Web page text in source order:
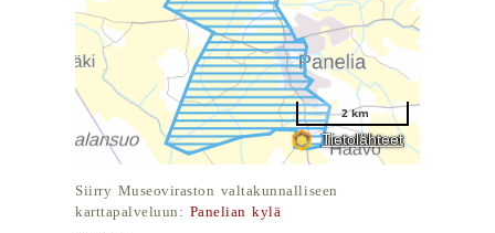
Siirry Museoviraston valtakunnalliseen
karttapalveluun: Panelian kylä